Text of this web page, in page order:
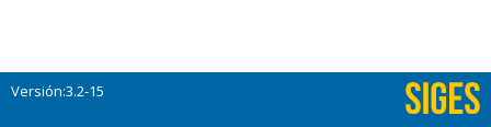
Versión:3.2-15